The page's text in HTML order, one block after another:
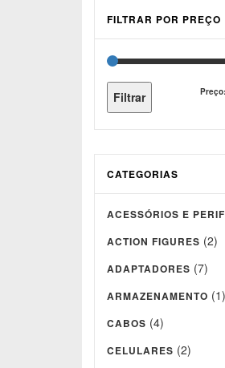
FILTRAR POR PREÇO
Filtrar Preço:
CATEGORIAS
ACESSÓRIOS E
ACTION FIGURES (2)
ADAPTADORES (7)
ARMAZENAMENTO (1)
CABOS (4)
CELULARES (2)